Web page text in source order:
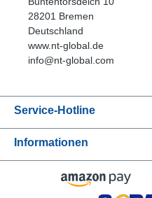
28201 Bremen
Deutschland
www.nt-global.de
info@nt-global.com
Service-Hotline
Informationen